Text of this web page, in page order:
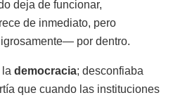
deja de funcionar,
de inmediato, pero
por dentro.
democracia; desconfiaba
que cuando las instituciones